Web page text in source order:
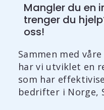
Mangler du en
trenger du
oss!
Sammen med
har vi utviklet en
som har
bedrifter i Norge,